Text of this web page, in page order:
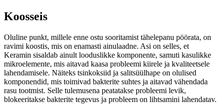
Koosseis
Oluline punkt, millele enne ostu sooritamist tähelepanu pöörata, on
ravimi koostis, mis on enamasti ainulaadne. Asi on selles, et
Keramin sisaldab ainult looduslikke komponente, samuti kasulikke
mikroelemente, mis aitavad kaasa probleemi kiirele ja kvaliteetsele
lahendamisele. Näiteks tsinkoksiid ja salitsüülhape on olulised
komponendid, mis toimivad bakterite suhtes ja aitavad vähendada
rasu tootmist. Selle tulemusena peatatakse probleemi levik,
blokeeritakse bakterite tegevus ja probleem on lihtsamini lahendatav.